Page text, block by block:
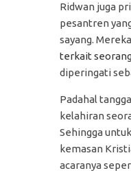
Ridwan juga
pesantren
sayang.
terkait
diperingati
Padahal
kelahiran
Sehingga
kemasan
acaranya